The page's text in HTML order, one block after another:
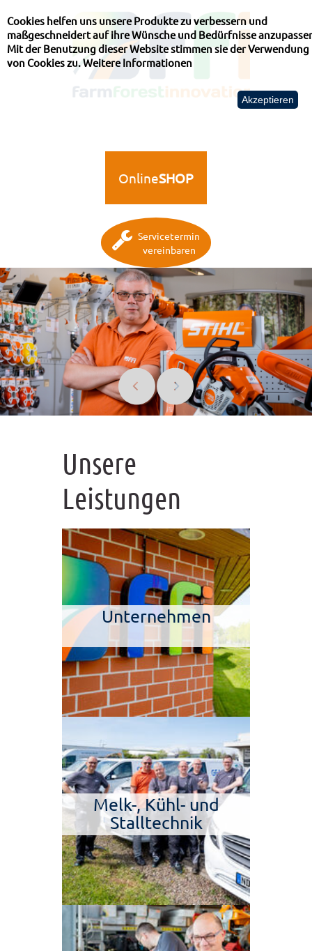
Cookies helfen uns unsere Produkte zu verbessern und
maßgeschneidert auf ihre Wünsche und Bedürfnisse
Mit der Benutzung dieser Website stimmen sie der Verwendung
von Cookies zu.Weitere Informationen
Akzeptieren
OnlineSHOP
Servicetermin
vereinbaren
Unsere
Leistungen
Unternehmen
Melk-, Kühl- und
Stalltechnik